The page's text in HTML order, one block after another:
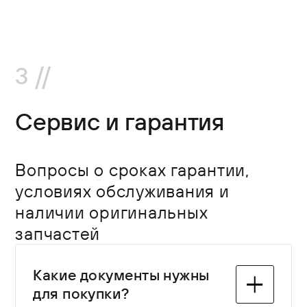
обновляется.
3 //
Сервис и гарантия
Вопросы о сроках гарантии,
условиях обслуживания и
наличии оригинальных
запчастей
Какие документы нужны
для покупки?